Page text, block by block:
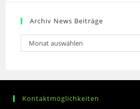
Archiv News Beiträge
Monat auswählen
Kontaktmöglichkeiten